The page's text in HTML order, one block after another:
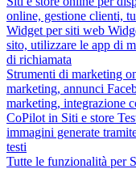
online, gestione clienti,
Widget per siti web
sito, utilizzare le app di
di richiamata
Strumenti di marketing
marketing, annunci
marketing, integrazione
CoPilot in Siti e store
immagini generate
testi
Tutte le funzionalità per